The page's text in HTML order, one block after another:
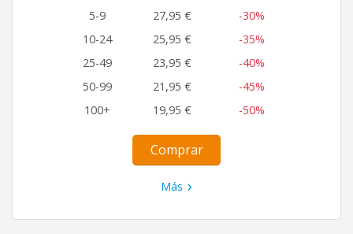
5-9
27,95 €
-30%
10-24
25,95 €
-35%
25-49
23,95 €
-40%
50-99
21,95 €
-45%
100+
19,95 € -50%
Comprar
Más